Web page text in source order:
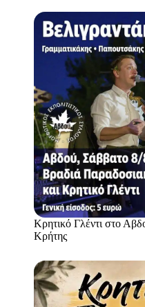
Κρητικό Γλέντι στο
Κρήτης